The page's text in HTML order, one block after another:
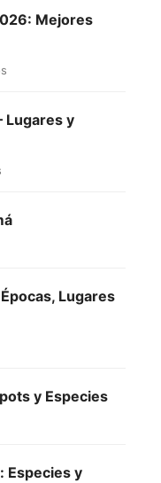
Mejores
Lugares y
Lugares
y Especies
Especies y